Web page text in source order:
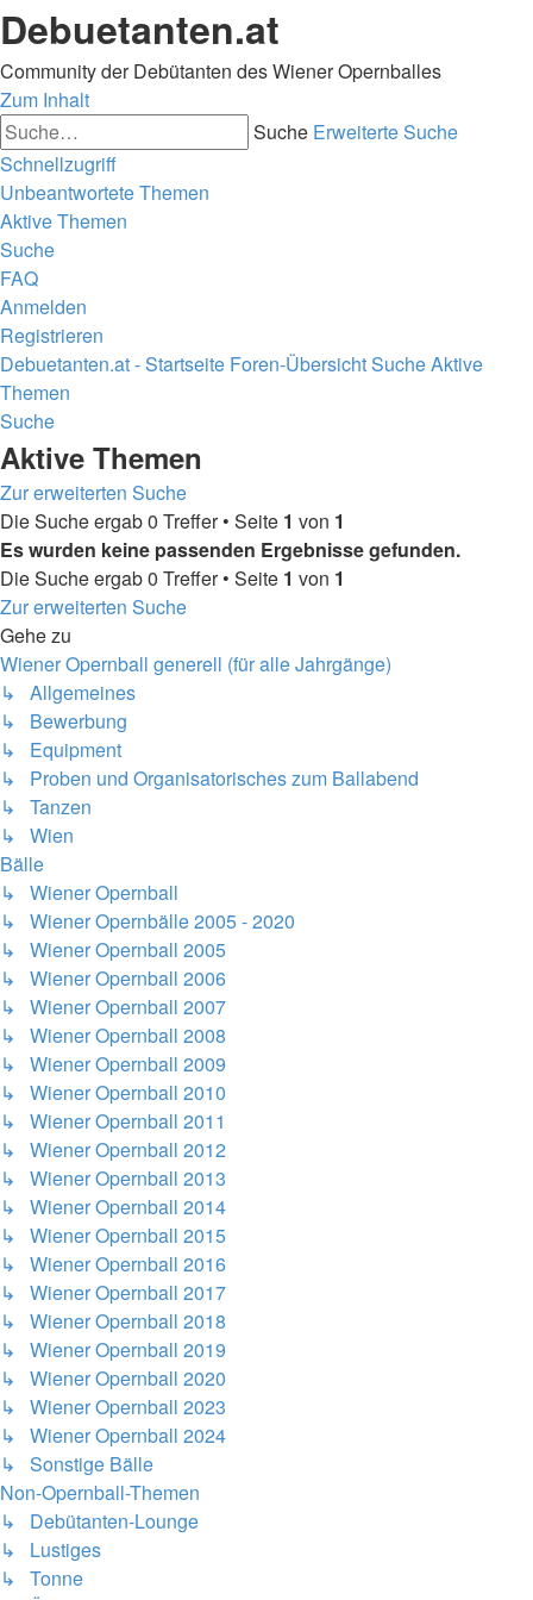
Debuetanten.at
Community der Debütanten des Wiener Opernballes
Zum Inhalt
Suche Erweiterte Suche
Schnellzugriff
Unbeantwortete Themen
Aktive Themen
Suche
FAQ
Anmelden
Registrieren
Debuetanten.at - Startseite Foren-ÜbersichtSucheAktive
Themen
Suche
Aktive Themen
Zur erweiterten Suche
Die Suche ergab 0 Treffer • Seite 1 von 1
Es wurden keine passenden Ergebnisse gefunden.
Die Suche ergab 0 Treffer • Seite 1 von 1
Zur erweiterten Suche
Gehe zu
Wiener Opernball generell (für alle Jahrgänge)
↳ Allgemeines
↳ Bewerbung
↳ Equipment
↳ Proben und Organisatorisches zum Ballabend
↳ Tanzen
↳ Wien
Bälle
↳ Wiener Opernball
↳ Wiener Opernbälle 2005 - 2020
↳ Wiener Opernball 2005
↳ Wiener Opernball 2006
↳ Wiener Opernball 2007
↳ Wiener Opernball 2008
↳ Wiener Opernball 2009
↳ Wiener Opernball 2010
↳ Wiener Opernball 2011
↳ Wiener Opernball 2012
↳ Wiener Opernball 2013
↳ Wiener Opernball 2014
↳ Wiener Opernball 2015
↳ Wiener Opernball 2016
↳ Wiener Opernball 2017
↳ Wiener Opernball 2018
↳ Wiener Opernball 2019
↳ Wiener Opernball 2020
↳ Wiener Opernball 2023
↳ Wiener Opernball 2024
↳ Sonstige Bälle
Non-Opernball-Themen
↳ Debütanten-Lounge
↳ Lustiges
↳ Tonne